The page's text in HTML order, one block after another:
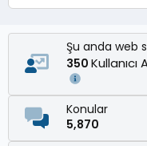
350 Kullanıcı
Konular
5,870